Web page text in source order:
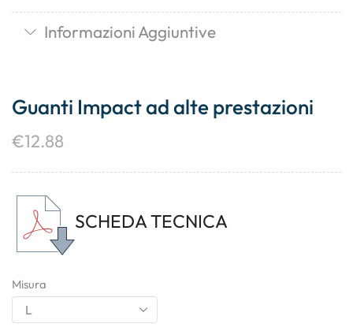
Informazioni Aggiuntive
Guanti Impact ad alte prestazioni
€12.88
SCHEDA TECNICA
Misura